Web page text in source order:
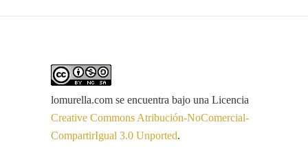
lomurella.com se encuentra bajo una Licencia
Creative Commons Atribución-NoComercial-
CompartirIgual 3.0 Unported.